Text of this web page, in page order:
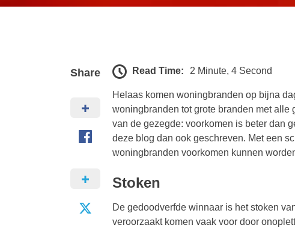
Share Read Time: 2 Minute, 4 Second
Helaas komen woningbranden op bijna
woningbranden tot grote branden met
van de gezegde: voorkomen is beter dan
deze blog dan ook geschreven. Met een
woningbranden voorkomen kunnen
Stoken
De gedoodverfde winnaar is het stoken
veroorzaakt komen vaak voor door